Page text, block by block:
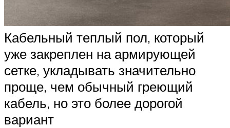
Кабельный теплый пол, который
уже закреплен на армирующей
сетке, укладывать значительно
проще, чем обычный греющий
кабель, но это более дорогой
вариант